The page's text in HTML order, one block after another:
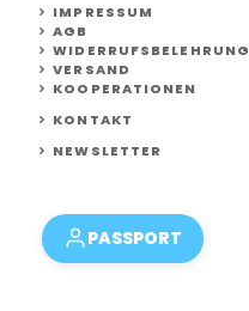
IMPRESSUM
AGB
WIDERRUFSBELEHRUNG
VERSAND
KOOPERATIONEN
KONTAKT
NEWSLETTER
PASSPORT